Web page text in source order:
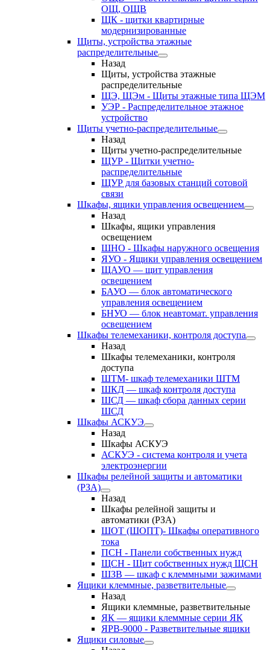
ОЩ, ОЩВ
ЩК - щитки квартирные
модернизированные
Щиты, устройства этажные
распределительные
Назад
Щиты, устройства этажные
распределительные
ЩЭ, ЩЭм - Щиты этажные типа ЩЭМ
УЭР - Распределительное этажное
устройство
Щиты учетно-распределительные
Назад
Щиты учетно-распределительные
ЩУР - Щитки учетно-
распределительные
ЩУР для базовых станций сотовой
связи
Шкафы, ящики управления освещением
Назад
Шкафы, ящики управления
освещением
ШНО - Шкафы наружного освещения
ЯУО - Ящики управления освещением
ЩАУО — щит управления
освещением
БАУО — блок автоматического
управления освещением
БНУО — блок неавтомат. управления
освещением
Шкафы телемеханики, контроля доступа
Назад
Шкафы телемеханики, контроля
доступа
ШТМ- шкаф телемеханики ШТМ
ШКД — шкаф контроля доступа
ШСД — шкаф сбора данных серии
ШСД
Шкафы АСКУЭ
Назад
Шкафы АСКУЭ
АСКУЭ - система контроля и учета
электроэнергии
Шкафы релейной защиты и автоматики
(РЗА)
Назад
Шкафы релейной защиты и
автоматики (РЗА)
ШОТ (ШОПТ)- Шкафы оперативного
тока
ПСН - Панели собственных нужд
ЩСН - Щит собственных нужд ЩСН
ШЗВ — шкаф с клеммными зажимами
Ящики клеммные, разветвительные
Назад
Ящики клеммные, разветвительные
ЯК — ящики клеммные серии ЯК
ЯРВ-9000 - Разветвительные ящики
Ящики силовые